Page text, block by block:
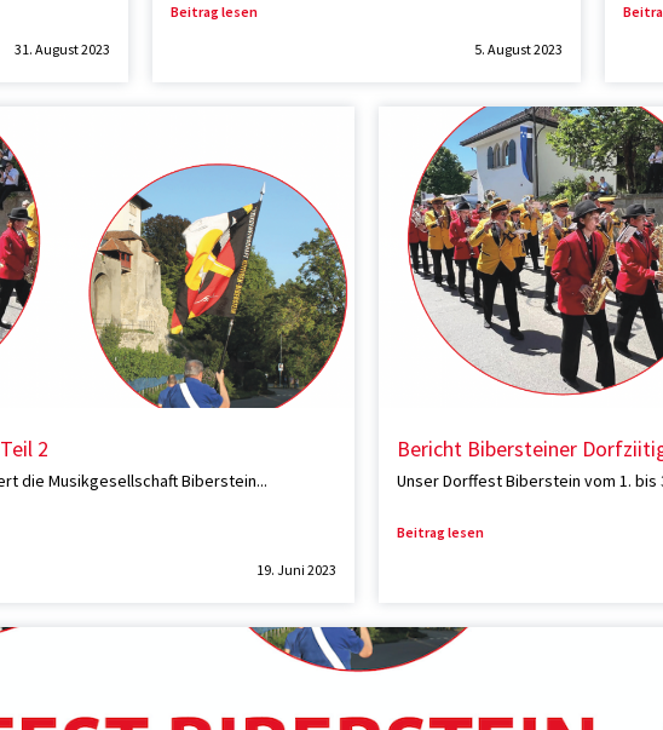
31. August 2023
Beitrag lesen
5. August 2023
2
die Musikgesellschaft Biberstein...
19. Juni 2023
Bericht Bibersteiner
Unser Dorffest Biberstein vom 1. bis
Beitrag lesen